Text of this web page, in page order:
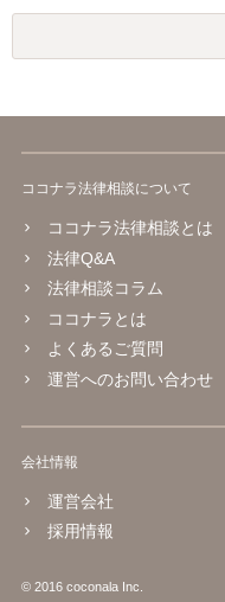
ココナラ法律相談について
ココナラ法律相談とは
法律Q&A
法律相談コラム
ココナラとは
よくあるご質問
運営へのお問い合わせ
会社情報
運営会社
採用情報
© 2016 coconala Inc.